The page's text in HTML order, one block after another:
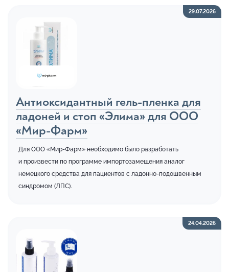
29.07.2026
Антиоксидантный гель-пленка для
ладоней и стоп «Элима» для ООО
«Мир-Фарм»
Для ООО «Мир-Фарм» необходимо было разработать
и произвести по программе импортозамещения аналог
немецкого средства для пациентов с ладонно-подошвенным
синдромом (ЛПС).
24.04.2026